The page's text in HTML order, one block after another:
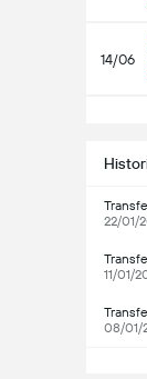
14/06
22/01/
11/01/
08/01/